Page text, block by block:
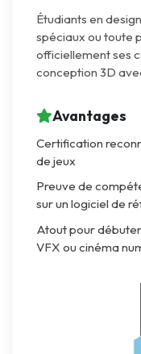
Étudiants en
spéciaux ou toute
officiellement ses
conception 3D
Avantages
Certification
de jeux
Preuve de
sur un logiciel de
Atout pour
VFX ou cinéma